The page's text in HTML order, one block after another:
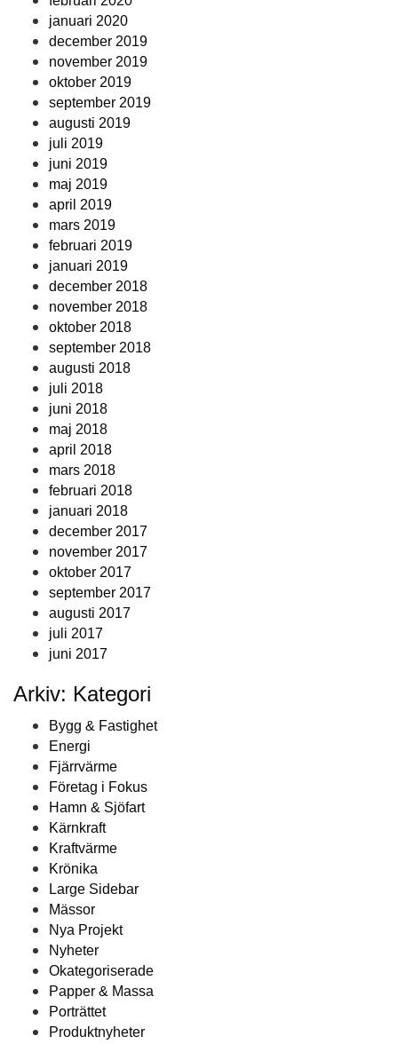
januari 2020
december 2019
november 2019
oktober 2019
september 2019
augusti 2019
juli 2019
juni 2019
maj 2019
april 2019
mars 2019
februari 2019
januari 2019
december 2018
november 2018
oktober 2018
september 2018
augusti 2018
juli 2018
juni 2018
maj 2018
april 2018
mars 2018
februari 2018
januari 2018
december 2017
november 2017
oktober 2017
september 2017
augusti 2017
juli 2017
juni 2017
Arkiv: Kategori
Bygg & Fastighet
Energi
Fjärrvärme
Företag i Fokus
Hamn & Sjöfart
Kärnkraft
Kraftvärme
Krönika
Large Sidebar
Mässor
Nya Projekt
Nyheter
Okategoriserade
Papper & Massa
Porträttet
Produktnyheter